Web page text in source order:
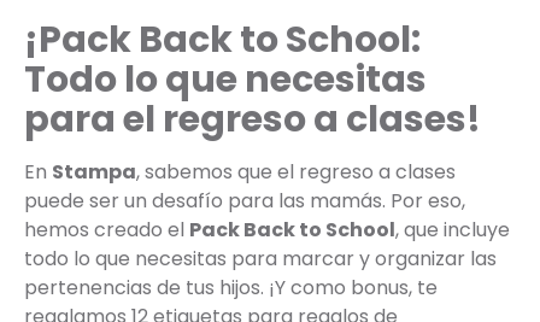
¡Pack Back to School:
Todo lo que necesitas
para el regreso a clases!
En Stampa, sabemos que el regreso a clases
puede ser un desafío para las mamás. Por eso,
hemos creado el Pack Back to School, que incluye
todo lo que necesitas para marcar y organizar las
pertenencias de tus hijos. ¡Y como bonus, te